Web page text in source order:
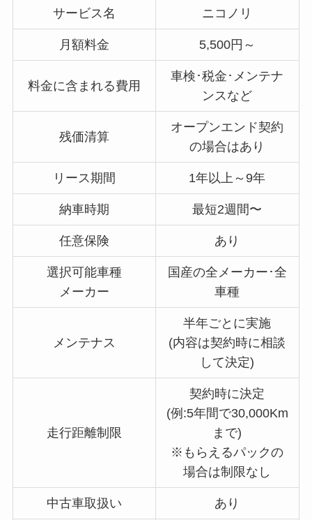
サービス名 ニコノリ
月額料金 5,500円～
料金に含まれる費用
車検･税金･メンテナ
ンスなど
残価清算
オープンエンド契約
の場合はあり
リース期間 1年以上～9年
納車時期 最短2週間〜
任意保険 あり
選択可能車種
メーカー
国産の全メーカー･全
車種
メンテナス
半年ごとに実施
(内容は契約時に相談
して決定)
走行距離制限
契約時に決定
(例:5年間で30,000Km
まで)
※もらえるパックの
場合は制限なし
中古車取扱い あり